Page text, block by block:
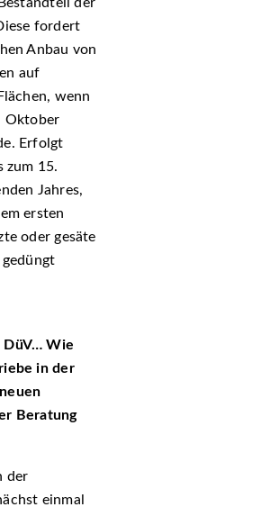
fordert
Anbau von
auf
wenn
Oktober
Erfolgt
zum 15.
Jahres,
ersten
oder gesäte
DüV… Wie
in der
Beratung
der
einmal